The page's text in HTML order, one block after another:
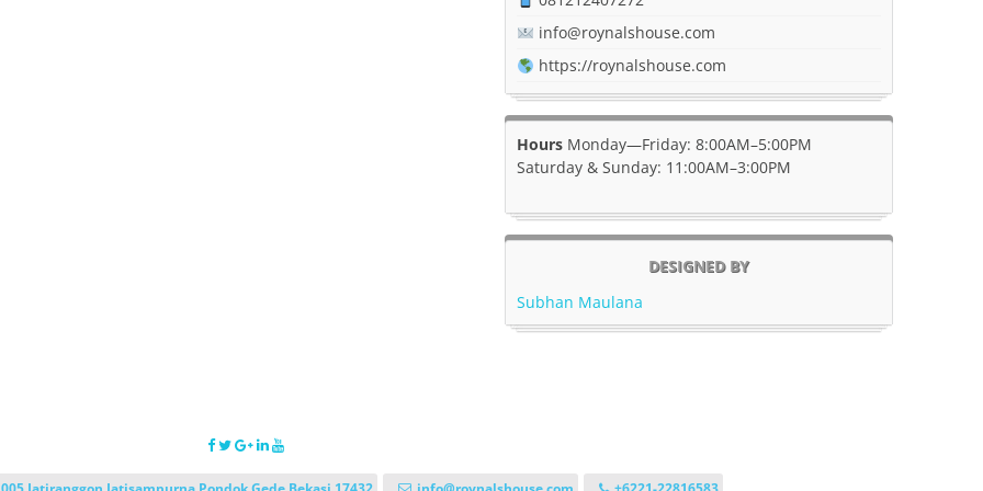
info@roynalshouse.com
https://roynalshouse.com
Hours Monday—Friday: 8:00AM–5:00PM
Saturday & Sunday: 11:00AM–3:00PM
DESIGNED BY
Subhan Maulana